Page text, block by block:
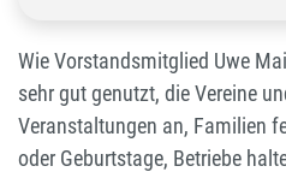
Wie Vorstandsmitglied Uwe
sehr gut genutzt, die Vereine
Veranstaltungen an, Familien
oder Geburtstage, Betriebe